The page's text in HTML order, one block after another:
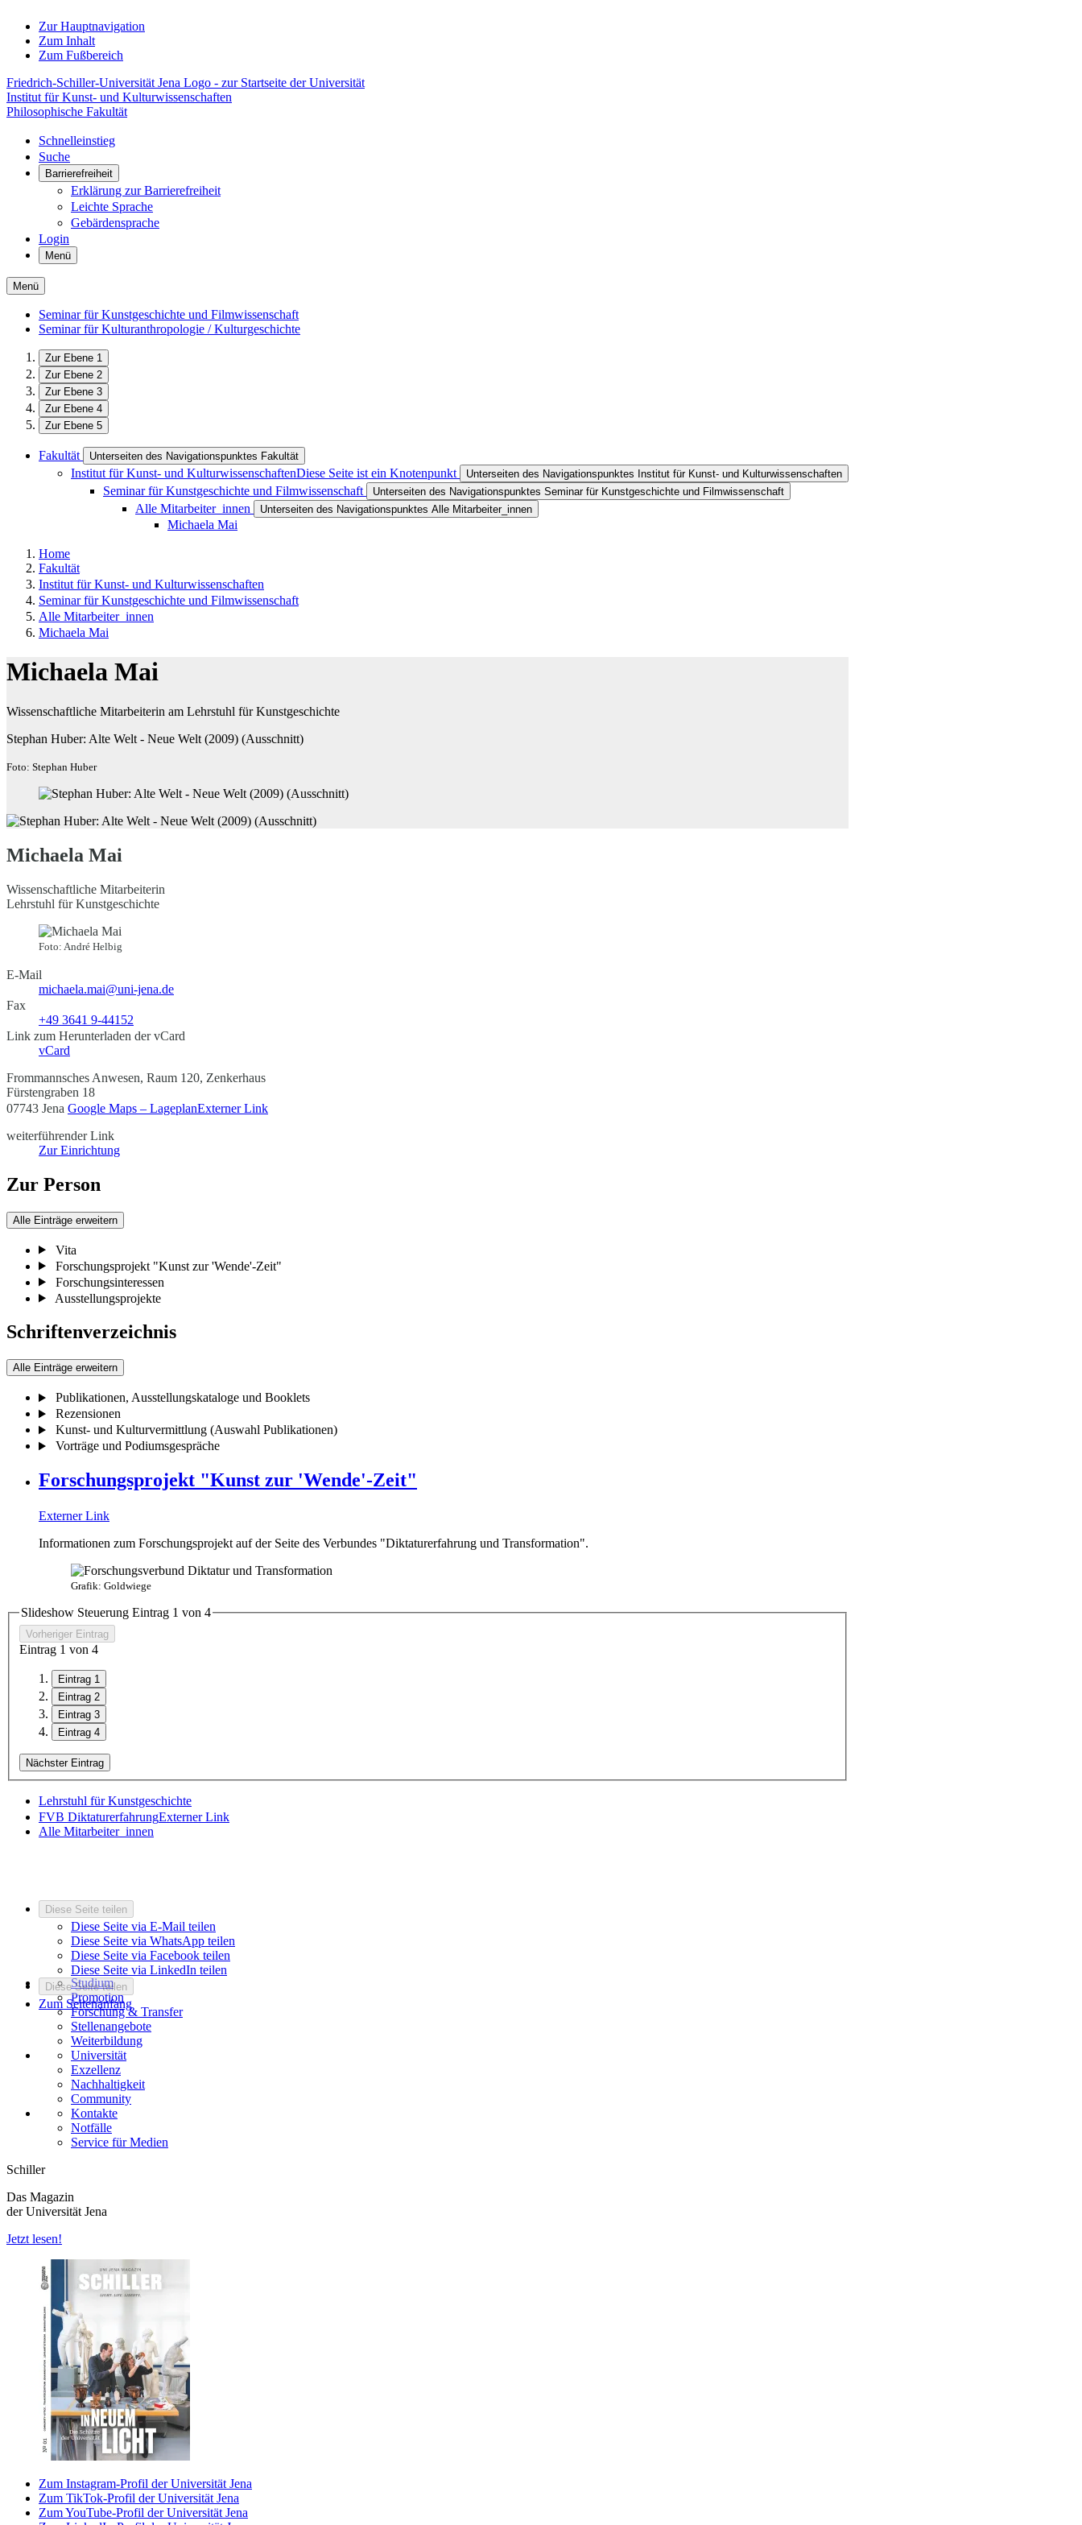
Zur Hauptnavigation
Zum Inhalt
Zum Fußbereich
Friedrich-Schiller-Universität Jena Logo - zur Startseite der Universität
Institut für Kunst- und Kulturwissenschaften
Philosophische Fakultät
Schnelleinstieg
Suche
Barrierefreiheit
Erklärung zur Barrierefreiheit
Leichte Sprache
Gebärdensprache
Login
Menü
Menü
Seminar für Kunstgeschichte und Filmwissenschaft
Seminar für Kulturanthropologie / Kulturgeschichte
Zur Ebene 1
Zur Ebene 2
Zur Ebene 3
Zur Ebene 4
Zur Ebene 5
Fakultät Unterseiten des Navigationspunktes Fakultät
Institut für Kunst- und KulturwissenschaftenDiese Seite ist ein Knotenpunkt Unterseiten des Navigationspunktes Institut für Kunst- und Kulturwissenschaften
Seminar für Kunstgeschichte und Filmwissenschaft Unterseiten des Navigationspunktes Seminar für Kunstgeschichte und Filmwissenschaft
Alle Mitarbeiter_innen Unterseiten des Navigationspunktes Alle Mitarbeiter_innen
Michaela Mai
Home
Fakultät
Institut für Kunst- und Kulturwissenschaften
Seminar für Kunstgeschichte und Filmwissenschaft
Alle Mitarbeiter_innen
Michaela Mai
Michaela Mai
Wissenschaftliche Mitarbeiterin am Lehrstuhl für Kunstgeschichte
Stephan Huber: Alte Welt - Neue Welt (2009) (Ausschnitt)
Foto: Stephan Huber
Michaela Mai
Wissenschaftliche Mitarbeiterin
Lehrstuhl für Kunstgeschichte
Foto: André Helbig
E-Mail
michaela.mai@uni-jena.de
Fax
+49 3641 9-44152
Link zum Herunterladen der vCard
vCard
Frommannsches Anwesen, Raum 120, Zenkerhaus
Fürstengraben 18
07743 Jena Google Maps – LageplanExterner Link
weiterführender Link
Zur Einrichtung
Zur Person
Alle Einträge erweitern
Vita
Forschungsprojekt "Kunst zur 'Wende'-Zeit"
Forschungsinteressen
Ausstellungsprojekte
Schriftenverzeichnis
Alle Einträge erweitern
Publikationen, Ausstellungskataloge und Booklets
Rezensionen
Kunst- und Kulturvermittlung (Auswahl Publikationen)
Vorträge und Podiumsgespräche
Forschungsprojekt "Kunst zur 'Wende'-Zeit"
Externer Link
Informationen zum Forschungsprojekt auf der Seite des Verbundes "Diktaturerfahrung und Transformation".
Grafik: Goldwiege
Slideshow Steuerung Eintrag 1 von 4
Vorheriger Eintrag
Eintrag 1 von 4
Eintrag 1
Eintrag 2
Eintrag 3
Eintrag 4
Nächster Eintrag
Lehrstuhl für Kunstgeschichte
FVB DiktaturerfahrungExterner Link
Alle Mitarbeiter_innen
Diese Seite teilen
Diese Seite via E-Mail teilen
Diese Seite via WhatsApp teilen
Diese Seite via Facebook teilen
Diese Seite via LinkedIn teilen
Diese Seite teilen
Zum Seitenanfang
Studium
Promotion
Forschung & Transfer
Stellenangebote
Weiterbildung
Universität
Exzellenz
Nachhaltigkeit
Community
Kontakte
Notfälle
Service für Medien
Schiller
Das Magazin
der Universität Jena
Jetzt lesen!
Zum Instagram-Profil der Universität Jena
Zum TikTok-Profil der Universität Jena
Zum YouTube-Profil der Universität Jena